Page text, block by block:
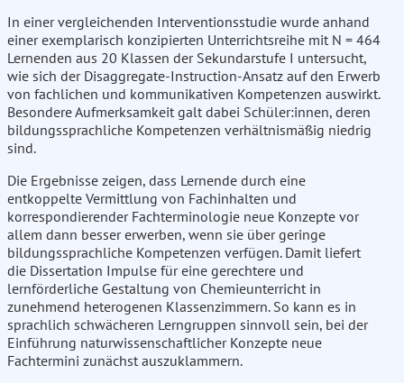
In einer vergleichenden Interventionsstudie wurde anhand
einer exemplarisch konzipierten Unterrichtsreihe mit N = 464
Lernenden aus 20 Klassen der Sekundarstufe I untersucht,
wie sich der Disaggregate-Instruction-Ansatz auf den Erwerb
von fachlichen und kommunikativen Kompetenzen auswirkt.
Besondere Aufmerksamkeit galt dabei Schüler:innen, deren
bildungssprachliche Kompetenzen verhältnismäßig niedrig
sind.
Die Ergebnisse zeigen, dass Lernende durch eine
entkoppelte Vermittlung von Fachinhalten und
korrespondierender Fachterminologie neue Konzepte vor
allem dann besser erwerben, wenn sie über geringe
bildungssprachliche Kompetenzen verfügen. Damit liefert
die Dissertation Impulse für eine gerechtere und
lernförderliche Gestaltung von Chemieunterricht in
zunehmend heterogenen Klassenzimmern. So kann es in
sprachlich schwächeren Lerngruppen sinnvoll sein, bei der
Einführung naturwissenschaftlicher Konzepte neue
Fachtermini zunächst auszuklammern.